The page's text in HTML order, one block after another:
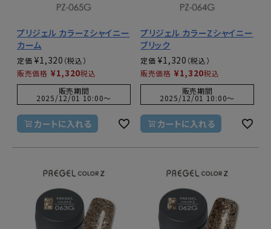
プリジェル カラーZシャイニー
カーム
定価 ¥1,320
販売価格 ¥1,320税込
販売期間
2025/12/01 10:00〜
カートに入れる
プリジェル カラーZシャイニー
ブリック
定価 ¥1,320
販売価格 ¥1,320税込
販売期間
2025/12/01 10:00〜
カートに入れる